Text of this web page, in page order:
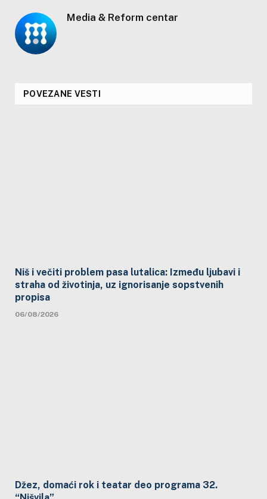
Media & Reform centar
POVEZANE VESTI
Niš i večiti problem pasa lutalica: Između ljubavi i
straha od životinja, uz ignorisanje sopstvenih
propisa
06/08/2026
Džez, domaći rok i teatar deo programa 32.